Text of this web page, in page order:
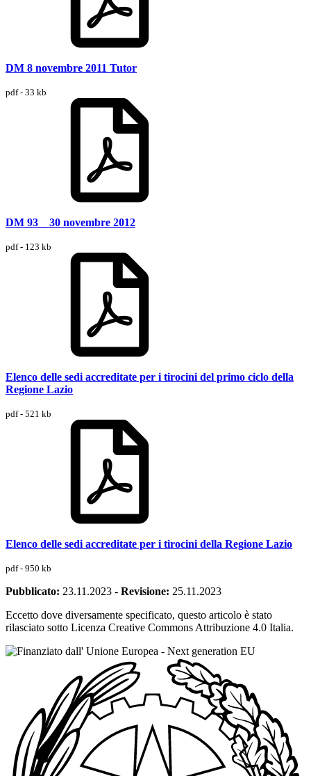
DM 8 novembre 2011 Tutor
pdf - 33 kb
DM 93 _ 30 novembre 2012
pdf - 123 kb
Elenco delle sedi accreditate per i tirocini del primo ciclo della
Regione Lazio
pdf - 521 kb
Elenco delle sedi accreditate per i tirocini della Regione Lazio
pdf - 950 kb
Pubblicato: 23.11.2023 - Revisione: 25.11.2023
Eccetto dove diversamente specificato, questo articolo è stato
rilasciato sotto Licenza Creative Commons Attribuzione 4.0 Italia.